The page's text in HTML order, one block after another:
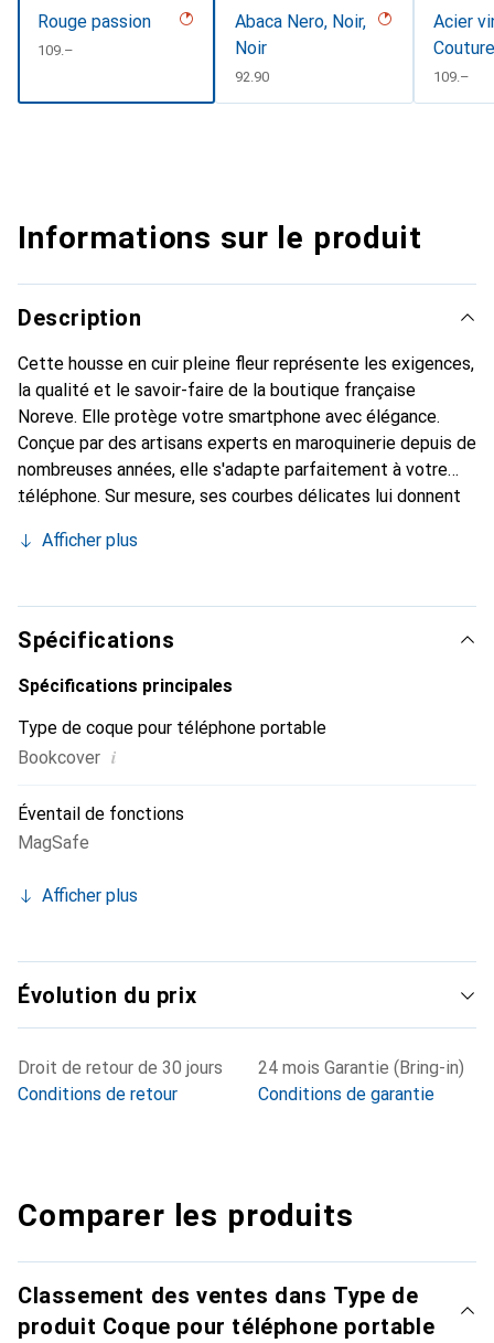
Rouge passion
CHF
109.–
Abaca Nero, Noir,
Noir
CHF
92.90
Acier
Couture
CHF
109.–
Informations sur le produit
Description
Cette housse en cuir pleine fleur représente les exigences,
la qualité et le savoir-faire de la boutique française
Noreve. Elle protège votre smartphone avec élégance.
Conçue par des artisans experts en maroquinerie depuis de
nombreuses années, elle s'adapte parfaitement à votre
téléphone. Sur mesure, ses courbes délicates lui donnent
et indispensable pour votre smartphone. Reconnaître
marque Noreve est un choix sûr pour une clientèle
exigeante.
Afficher plus
Spécifications
Spécifications principales
Type de coque pour téléphone portable
Bookcover i
Éventail de fonctions
MagSafe
Afficher plus
Évolution du prix
Droit de retour de 30 jours
Conditions de retour
24 mois Garantie (Bring-in)
Conditions de garantie
Comparer les produits
Classement des ventes dans Type de
produit Coque pour téléphone portable